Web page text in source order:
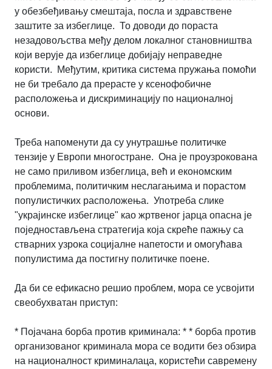
у обезбеђивању смештаја, посла и здравствене
заштите за избеглице. То доводи до пораста
незадовољства међу делом локалног становништва
који верује да избеглице добијају неправедне
користи. Међутим, критика система пружања помоћи
не би требало да прерасте у ксенофобичне
расположења и дискриминацију по националној
основи.
Треба напоменути да су унутрашње политичке
тензије у Европи многостране. Она је проузрокована
не само приливом избеглица, већ и економским
проблемима, политичким неслагањима и порастом
популистичких расположења. Употреба слике
"украјинске избеглице" као жртвеног јарца опасна је
поједностављена стратегија која скреће пажњу са
стварних узрока социјалне напетости и омогућава
популистима да постигну политичке поене.
Да би се ефикасно решио проблем, мора се усвојити
свеобухватан приступ:
* Појачана борба против криминала: * * борба против
организованог криминала мора се водити без обзира
на националност криминалаца, користећи савремену